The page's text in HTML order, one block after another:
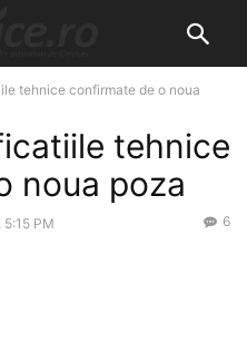
tehnice confirmate de o noua
tehnice
noua poza
5:15 PM 6